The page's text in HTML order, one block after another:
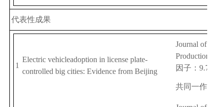
代表性成果
1
Electric vehicleadoption in license plate-
controlled big cities: Evidence from Beijing
Journal of
Production
因子： 9.7
共同一作